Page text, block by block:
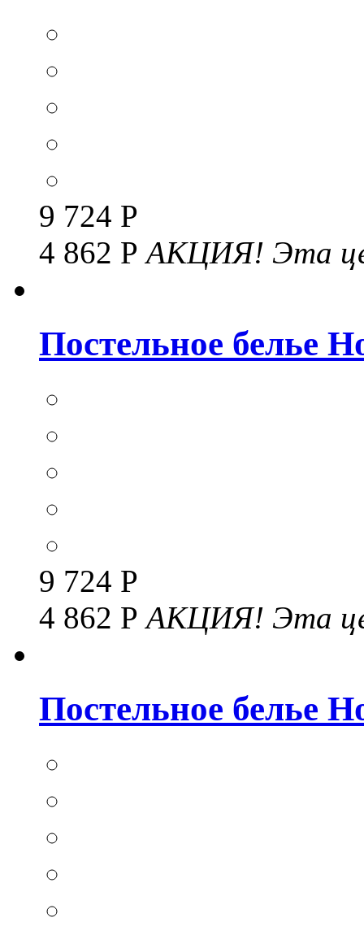
9 724 Р
4 862 РАКЦИЯ! Эта
Постельное белье
9 724 Р
4 862 РАКЦИЯ! Эта
Постельное белье